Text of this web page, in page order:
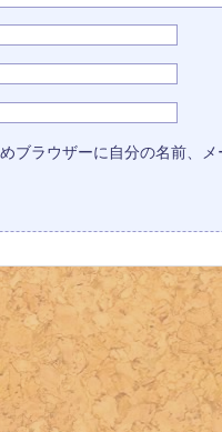
ブラウザーに自分の名前、